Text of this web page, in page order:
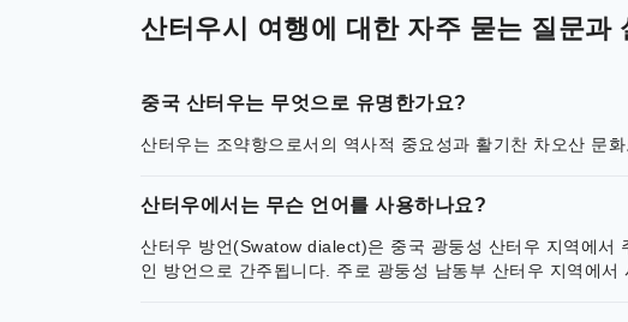
산터우시 여행에 대한 자주 묻는 질문과
중국 산터우는 무엇으로 유명한가요?
산터우는 조약항으로서의 역사적 중요성과 활기찬 차오산 문
산터우에서는 무슨 언어를 사용하나요?
산터우 방언(Swatow dialect)은 중국 광둥성 산터우 지역에서
인 방언으로 간주됩니다. 주로 광둥성 남동부 산터우 지역에서